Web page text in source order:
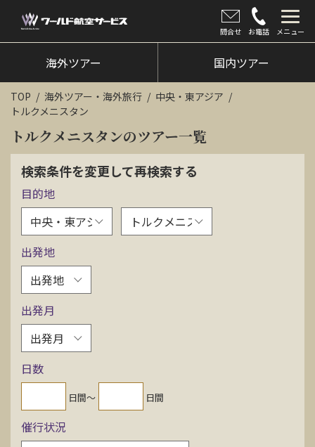
問合せ お電話 メニュー
海外ツアー
国内ツアー
クルーズツアー
ツアー催行状況
旅のひろば
イベント
新着情報
会社情報
海外ツアー 国内ツアー
TOP 海外ツアー・海外旅行
中央・東アジア
トルクメニスタン
トルクメニスタンのツアー一覧
検索条件を変更して再検索する
目的地
出発地
出発月
日数
日間〜 日間
催行状況